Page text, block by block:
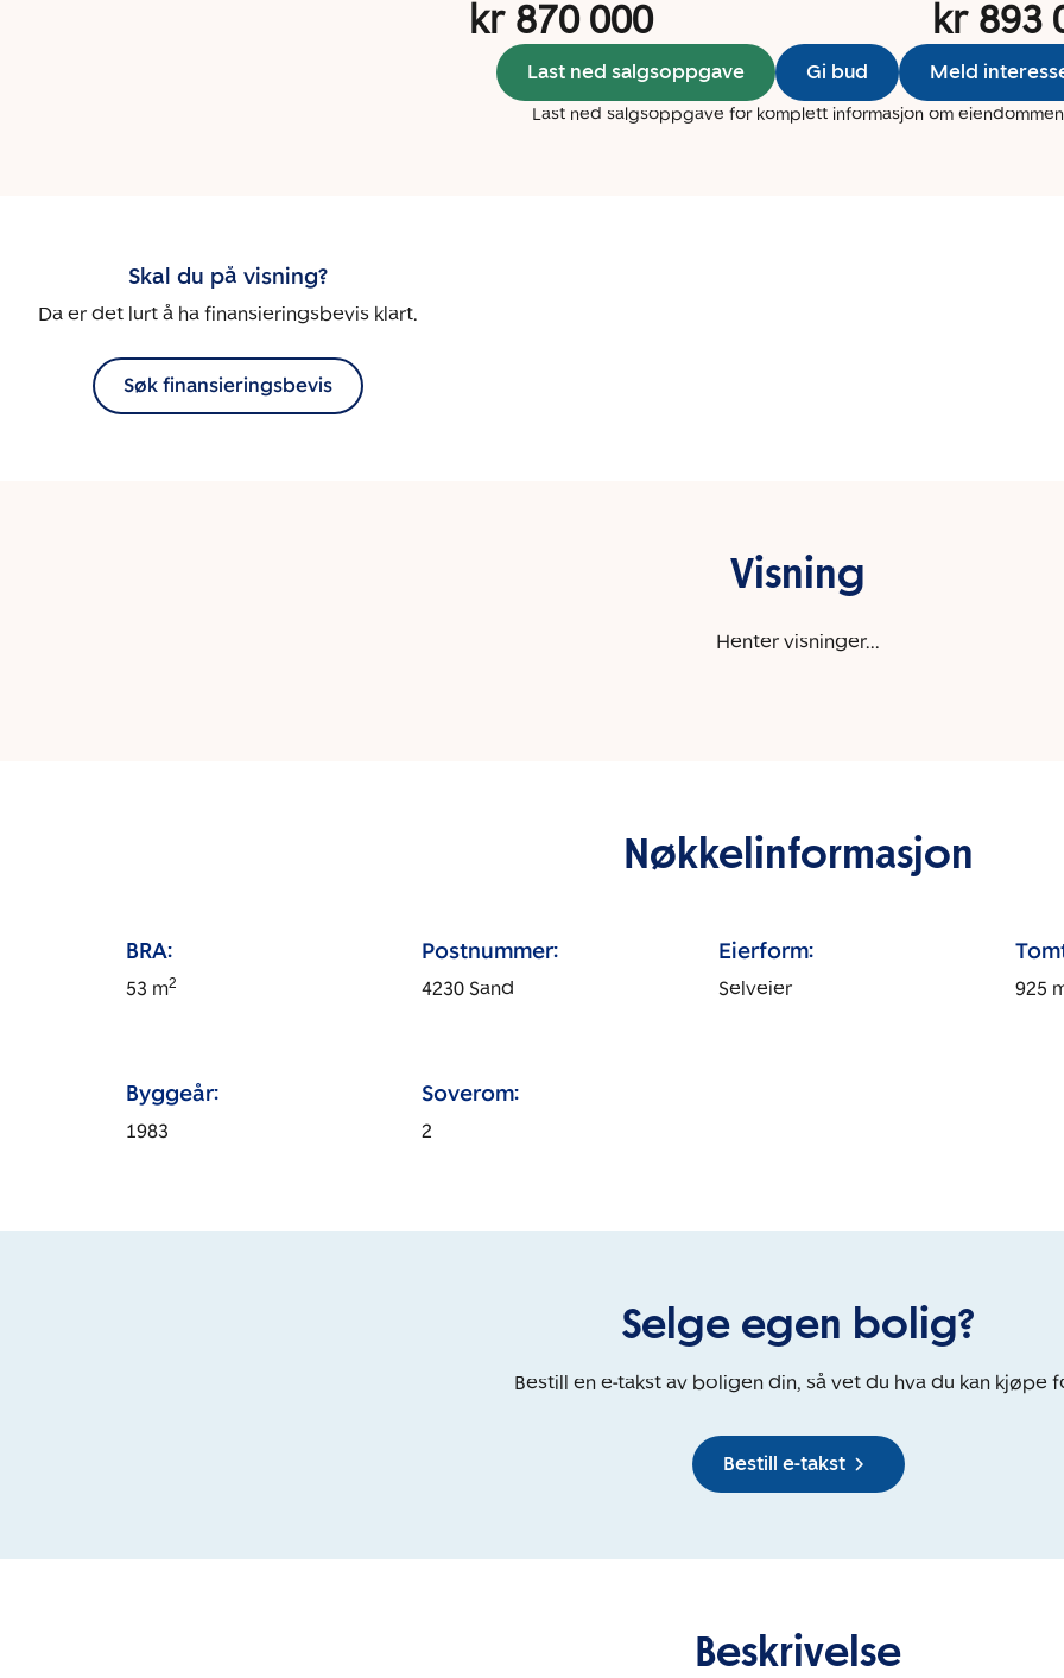
kr 870 000 kr 893
Last ned salgsoppgave Gi bud Meld
Last ned salgsoppgave for komplett informasjon om eiendommen
Skal du på visning?
Da er det lurt å ha finansieringsbevis klart.
Søk finansieringsbevis
Visning
Henter visninger...
Nøkkelinformasjon
BRA:
53 m2
Postnummer:
4230 Sand
Eierform:
Selveier 925
Byggeår:
1983
Soverom:
2
Selge egen bolig?
Bestill en e-takst av boligen din, så vet du hva du kan kjøpe
Bestill e-takst
Beskrivelse